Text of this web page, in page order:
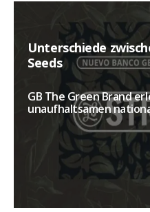
Unterschiede
Seeds
GB The Green Brand
unaufhaltsamen